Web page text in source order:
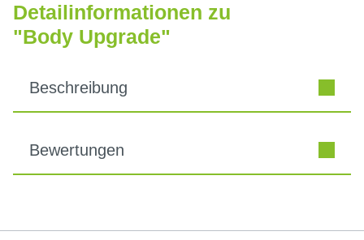
Detailinformationen zu
"Body Upgrade"
Beschreibung
Bewertungen